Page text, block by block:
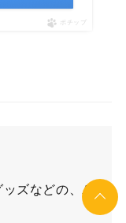
ポチップ
ズなどの、A